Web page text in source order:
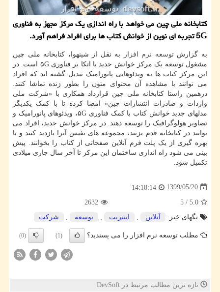
كتابخانه ملی چین می خواهد با راه اندازی یك مركز مجهز به فناوری
5G تجربه ای نوین از خوانش كتاب ها برای افراد فراهم آورد.
به گزارشتوسعه نرم افزار
به نقل از شینهوا، کتابخانه ملی چین
مشغول توسعه یک مرکز خوانش جدید با اتکا بر فناوری ۵G است. در
این مرکز کتاب ها به ویدئوهایی پانورامیک تبدیل گشته اند که افراد
می توانند با مشاهده آن محتوای متون را بطور زنده تماشا کنند.
درهمین راستا کتابخانه ملی چین قرارداد همکاری با «شرکت ملی
واردات و صادرات انتشارات چین» امضا کرده تا با کمک یکدیگر
مدلهای جدید خوانش کتاب با کمک فناوری ۵G، ویدئوهای پانورامیک و
تصاویر هولوگرافیک را توسعه دهند. در مرکز خوانش جدید، افراد می
توانند در کتابخانه قدم بزنند، مجموعه های نفیس آنرا بازدید کنند و با
بهره گیری از یک پلت فرم آنلاین صفحاتی از کتاب را بخوانند. پیش
بینی می شود راه اندازی ساختمان این مرکز تا آخر سال جاری میلادی
تکمیل شود.
1399/05/20
14:18:14
5.0
/
5
2632
تگهای خبر:
آنلاین اینترنت توسعه شركت
مطلب توسعه نرم افزار را می پسندید؟ (1)
(0)
تازه ترین مطالب مرتبط در DevSoft